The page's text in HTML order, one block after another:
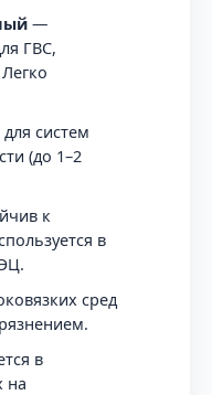
—
ГВС,
систем
(до 1–2
к
в
сред
в
на